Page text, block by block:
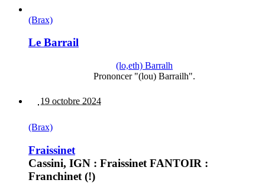
(Brax)
Le Barrail
(lo,eth) Barralh
Prononcer "(lou) Barrailh".
19 octobre 2024
(Brax)
Fraissinet
Cassini, IGN : Fraissinet FANTOIR :
Franchinet (!)